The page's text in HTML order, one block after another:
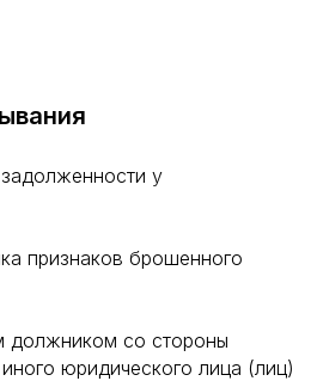
у
признаков брошенного
должником со стороны
юридического лица (лиц)